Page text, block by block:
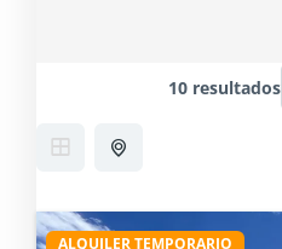
10 resultados
ALQUILER TEMPORARIO